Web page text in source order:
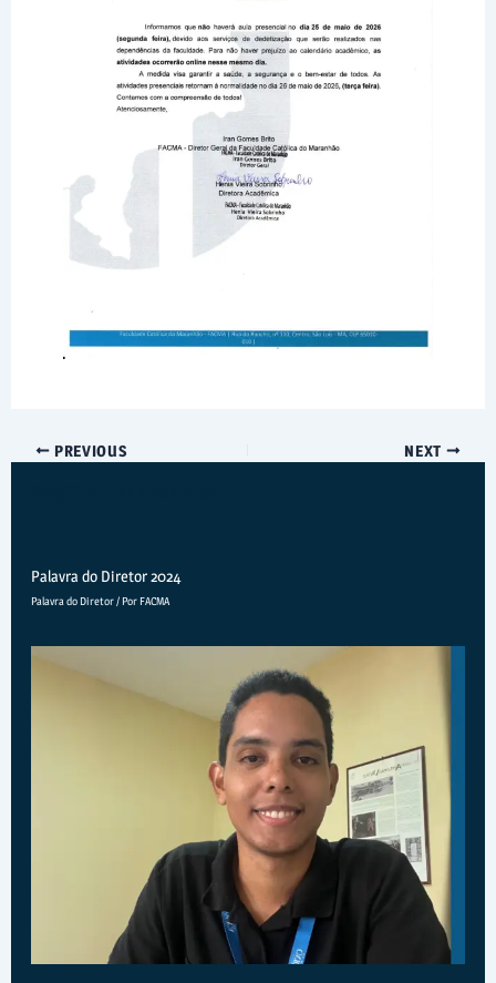
PREVIOUS NEXT
Palavra do Diretor 2024
Palavra do Diretor/ Por FACMA